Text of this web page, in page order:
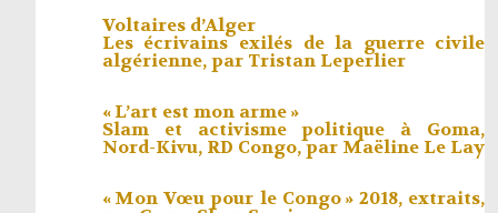
Voltaires d’Alger
Les écrivains exilés de la guerre civile
algérienne, par Tristan Leperlier
« L’art est mon arme »
Slam et activisme politique à Goma,
Nord-Kivu, RD Congo, par Maëline Le Lay
« Mon Vœu pour le Congo » 2018, extraits,